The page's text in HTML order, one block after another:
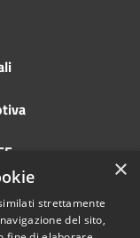
×
strettamente
del sito,